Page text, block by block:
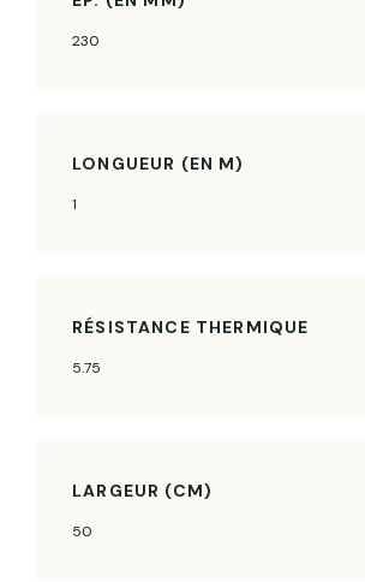
230
LONGUEUR (EN M)
1
RÉSISTANCE THERMIQUE
5.75
LARGEUR (CM)
50